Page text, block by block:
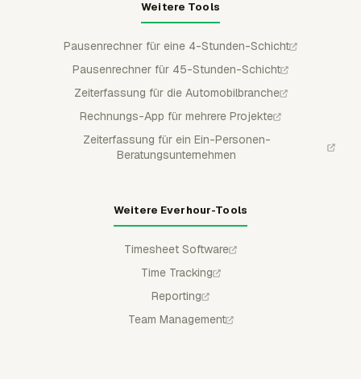
Weitere Tools
Pausenrechner für eine 4-Stunden-Schicht
Pausenrechner für 45-Stunden-Schicht
Zeiterfassung für die Automobilbranche
Rechnungs-App für mehrere Projekte
Zeiterfassung für ein Ein-Personen-
Beratungsunternehmen
Weitere Everhour-Tools
Timesheet Software
Time Tracking
Reporting
Team Management